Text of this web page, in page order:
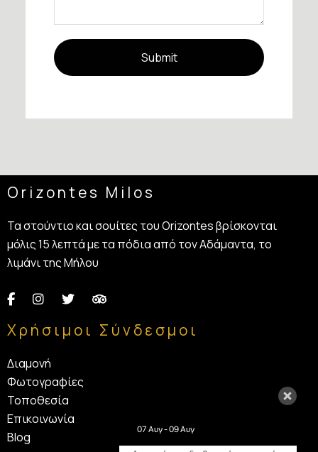
Orizontes Milos
Τα στούντιο και σουίτες του Orizontes βρίσκονται
μόλις 15 λεπτά με τα πόδια από τον Αδάμαντα, το
λιμάνι της Μήλου
Χρήσιμοι Σύνδεσμοι
Διαμονή
Φωτογραφίες
Τοποθεσία
Επικοινωνία
Blog
07 Αυγ - 09 Αυγ